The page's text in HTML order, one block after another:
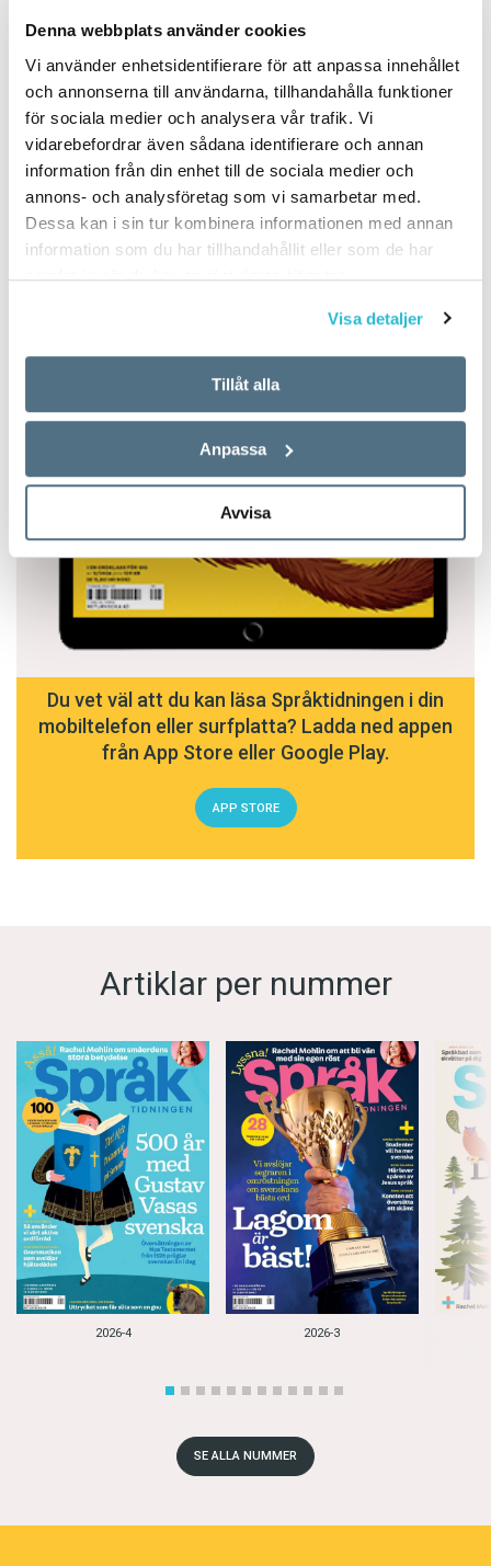
Denna webbplats använder cookies
Vi använder enhetsidentifierare för att anpassa innehållet
och annonserna till användarna, tillhandahålla funktioner
för sociala medier och analysera vår trafik. Vi
vidarebefordrar även sådana identifierare och annan
information från din enhet till de sociala medier och
annons- och analysföretag som vi samarbetar med.
Dessa kan i sin tur kombinera informationen med annan
information som du har tillhandahållit eller som de har
samlat in när du har använt deras tjänster.
Visa detaljer
Tillåt alla
Anpassa
Avvisa
Du vet väl att du kan läsa Språktidningen i din
mobiltelefon eller surfplatta? Ladda ned appen
från App Store eller Google Play.
APP STORE
Artiklar per nummer
2026-4 2026-3
SE ALLA NUMMER